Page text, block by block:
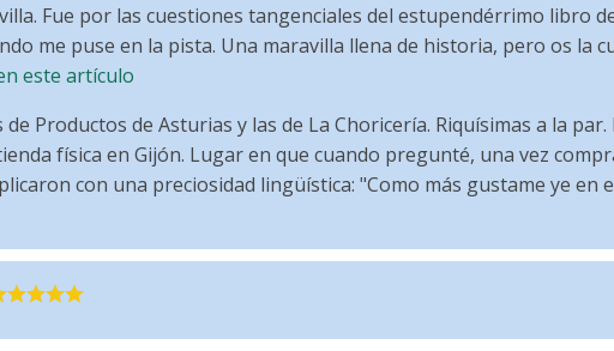
Fue por las cuestiones tangenciales del estupendérrimo libro
me puse en la pista. Una maravilla llena de historia, pero os la
este artículo
de Productos de Asturias y las de La Choricería. Riquísimas a la
física en Gijón. Lugar en que cuando pregunté, una vez
con una preciosidad lingüística: "Como más gustame ye en